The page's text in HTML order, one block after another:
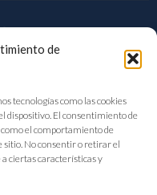
de
tecnologías como las cookies
dispositivo. El consentimiento de
el comportamiento de
sitio. No consentir o retirar el
ciertas características y